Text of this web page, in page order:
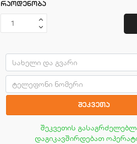
რაოდენობა
შეკვეთა
შეკვეთის
დაგიკავშირდებათ